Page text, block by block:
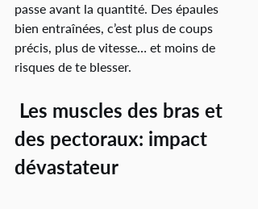
passe avant la quantité. Des épaules
bien entraînées, c’est plus de coups
précis, plus de vitesse… et moins de
risques de te blesser.
des pectoraux: impact
dévastateur